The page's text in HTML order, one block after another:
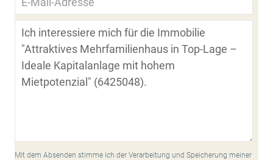
Mit dem Absenden stimme ich der Verarbeitung und Speicherung meiner